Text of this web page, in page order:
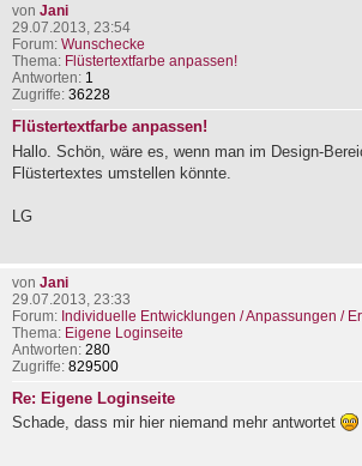
von Jani
29.07.2013, 23:54
Forum: Wunschecke
Thema: Flüstertextfarbe anpassen!
Antworten: 1
Zugriffe: 36228
Flüstertextfarbe anpassen!
Hallo. Schön, wäre es, wenn man im Design-
Flüstertextes umstellen könnte.
LG
von Jani
29.07.2013, 23:33
Forum: Individuelle Entwicklungen / Anpassungen /
Thema: Eigene Loginseite
Antworten: 280
Zugriffe: 829500
Re: Eigene Loginseite
Schade, dass mir hier niemand mehr antwortet